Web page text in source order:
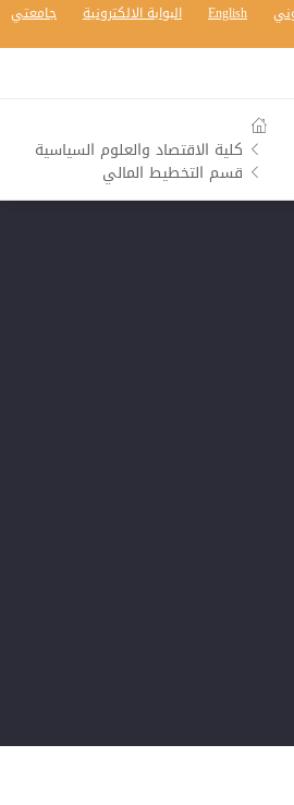
English البوابة الالكترونية جامعتي
كلية الاقتصاد والعلوم السياسية
قسم التخطيط المالي